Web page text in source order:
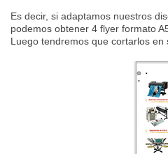
Es decir, si adaptamos nuestros
podemos obtener 4 flyer formato
Luego tendremos que cortarlos en